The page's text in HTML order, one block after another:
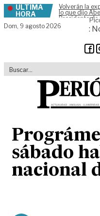
Skip to content
ÚLTIMA
HORA
Volverán la
lo que dijo
Presidente de
Dom, 9 agosto 2026 :
sábado
nacional